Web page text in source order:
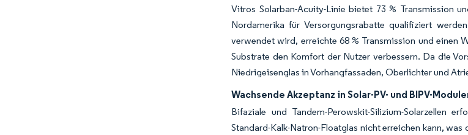
Vitros Solarban-Acuity-Linie bietet 73 % Transmission
Nordamerika für Versorgungsrabatte qualifiziert
verwendet wird, erreichte 68 % Transmission und einen
Substrate den Komfort der Nutzer verbessern. Da die
Niedrigeisenglas in Vorhangfassaden, Oberlichter und
Wachsende Akzeptanz in Solar-PV- und BIPV-
Bifaziale und Tandem-Perowskit-Silizium-Solarzellen
Standard-Kalk-Natron-Floatglas nicht erreichen kann,